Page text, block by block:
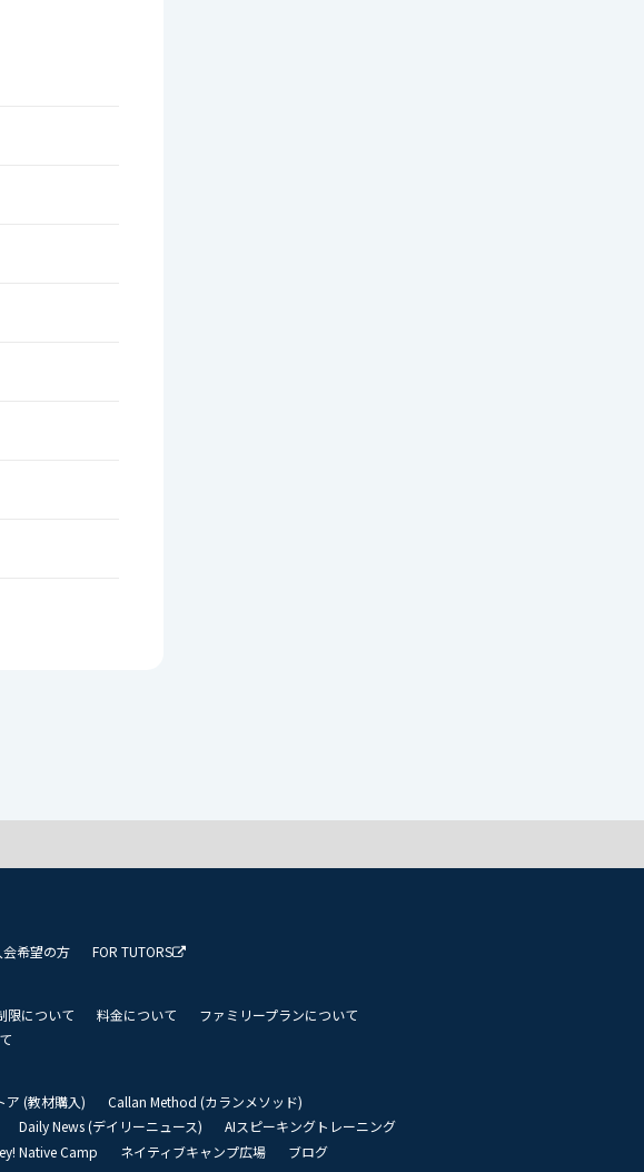
会希望の方 FOR TUTORS
限について 料金について
ファミリープランについて
ア (教材購入)
Callan Method (カランメソッド)
Daily News (デイリーニュース)
AIスピーキングトレーニング
Native Camp ネイティブキャンプ広場
ブログ